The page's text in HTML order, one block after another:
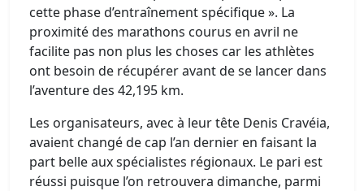
cette phase d’entraînement spécifique ». La
proximité des marathons courus en avril ne
facilite pas non plus les choses car les athlètes
ont besoin de récupérer avant de se lancer dans
l’aventure des 42,195 km.
Les organisateurs, avec à leur tête Denis Cravéia,
avaient changé de cap l’an dernier en faisant la
part belle aux spécialistes régionaux. Le pari est
réussi puisque l’on retrouvera dimanche, parmi